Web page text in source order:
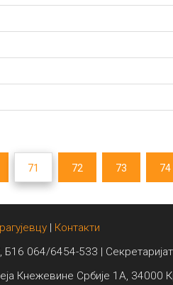
71 72 73 74
| Контакти
064/6454-533 |
Кнежевине Србије 1А, 34000